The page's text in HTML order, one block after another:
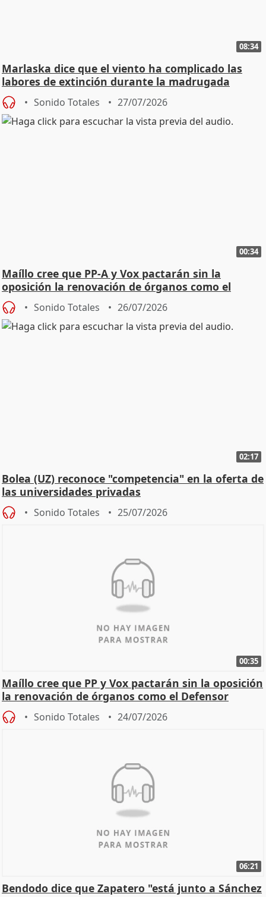
08:34
Marlaska dice que el viento ha complicado las
labores de extinción durante la madrugada
Sonido Totales 27/07/2026
00:34
Maíllo cree que PP-A y Vox pactarán sin la
oposición la renovación de órganos como el
Defensor
Sonido Totales 26/07/2026
02:17
Bolea (UZ) reconoce "competencia" en la oferta de
las universidades privadas
Sonido Totales 25/07/2026
00:35
Maíllo cree que PP y Vox pactarán sin la oposición
la renovación de órganos como el Defensor
Sonido Totales 24/07/2026
06:21
Bendodo dice que Zapatero "está junto a Sánchez